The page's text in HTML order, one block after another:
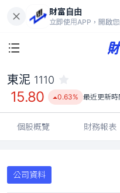
財富自由
立即使用APP，開啟
15.80
東泥 1110
15.80 0.63% 最近更新時
個股概覽 財務報表
公司資料